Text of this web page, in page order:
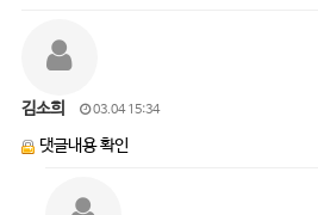
김소희 03.04 15:34
댓글내용 확인